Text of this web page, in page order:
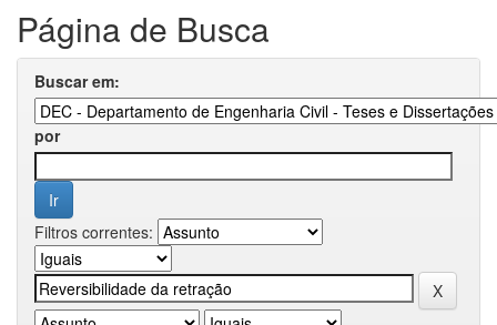
Página de Busca
Buscar em:
por
Filtros correntes: